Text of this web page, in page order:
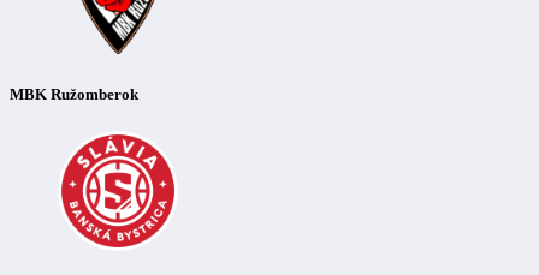
MBK Ružomberok